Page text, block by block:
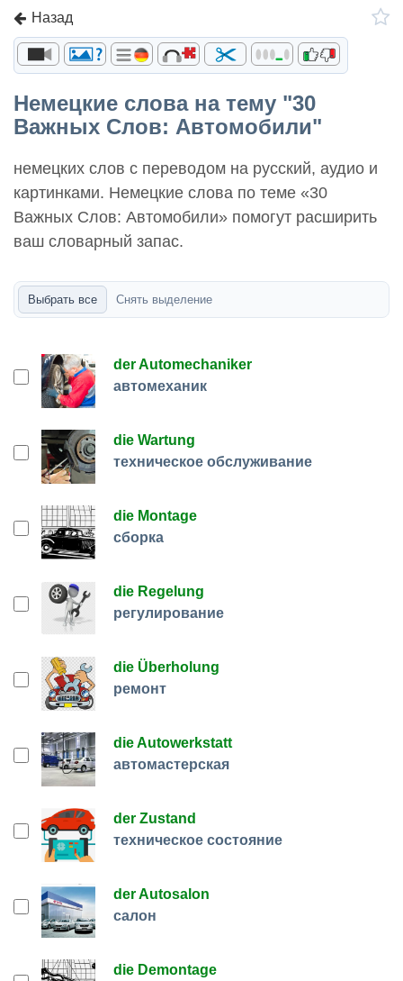
Назад
Немецкие слова на тему "30
Важных Слов: Автомобили"
немецких слов с переводом на русский, аудио и
картинками. Немецкие слова по теме «30
Важных Слов: Автомобили» помогут расширить
ваш словарный запас.
Выбрать все Снять выделение
der Automechaniker
автомеханик
die Wartung
техническое обслуживание
die Montage
сборка
die Regelung
регулирование
die Überholung
ремонт
die Autowerkstatt
автомастерская
der Zustand
техническое состояние
der Autosalon
салон
die Demontage